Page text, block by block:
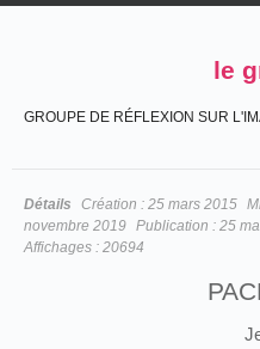
le
GROUPE DE RÉFLEXION SUR
Détails Création : 25 mars 2015
novembre 2019 Publication : 25
Affichages : 20694